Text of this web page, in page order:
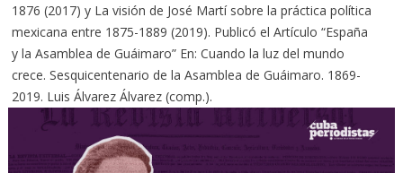
1876 (2017) y La visión de José Martí sobre la práctica política
mexicana entre 1875-1889 (2019). Publicó el Artículo “España
y la Asamblea de Guáimaro” En: Cuando la luz del mundo
crece. Sesquicentenario de la Asamblea de Guáimaro. 1869-
2019. Luis Álvarez Álvarez (comp.).